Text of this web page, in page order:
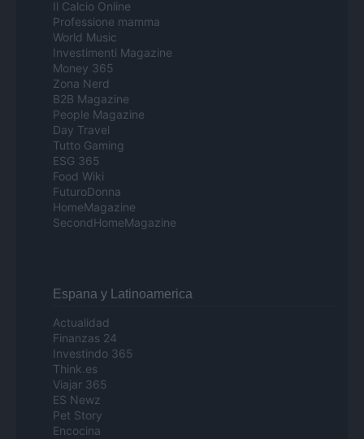
Il Calcio Online
Professione mamma
World Music
Investimenti Magazine
Money 365
Zona Nerd
B2B Magazine
People Magazine
Day Travel
Tutto Gaming
ESG 365
Food Wiki
FuturoDonna
HomeMagazine
SecondHomeMagazine
Espana y Latinoamerica
Actualidad
Finanzas 24
Investindo 365
Think.es
Viajar 365
ES Newz
Pet Story
Encocina